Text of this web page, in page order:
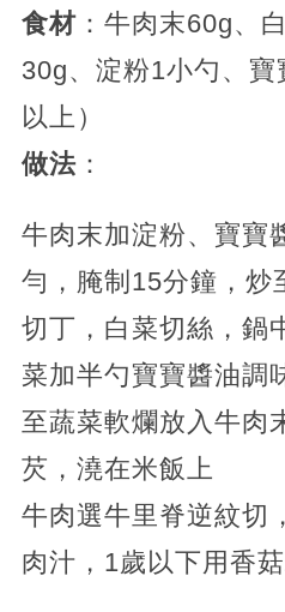
食材：牛肉末60g、
30g、淀粉1小勺、
以上）
做法：
牛肉末加淀粉、寶寶
勻，腌制15分鐘，炒
切丁，白菜切絲，鍋
菜加半勺寶寶醬油調
至蔬菜軟爛放入牛肉
芡，澆在米飯上
牛肉選牛里脊逆紋切
肉汁，1歲以下用香